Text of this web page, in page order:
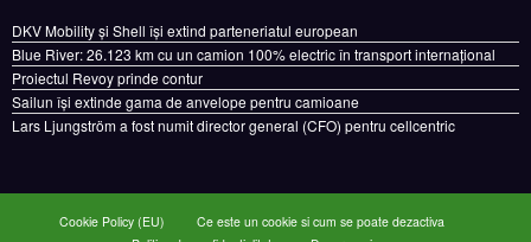
DKV Mobility și Shell își extind parteneriatul european
Blue River: 26.123 km cu un camion 100% electric în transport internațional
Proiectul Revoy prinde contur
Sailun își extinde gama de anvelope pentru camioane
Lars Ljungström a fost numit director general (CFO) pentru cellcentric
Cookie Policy (EU)
Ce este un cookie si cum se poate dezactiva